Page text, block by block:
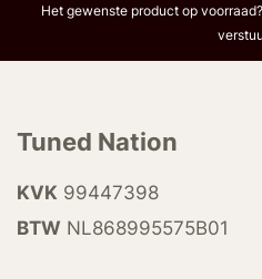
Het gewenste product op
Tuned Nation
KVK 99447398
BTW NL868995575B01